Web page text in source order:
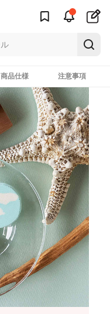
商品仕様 注意事項